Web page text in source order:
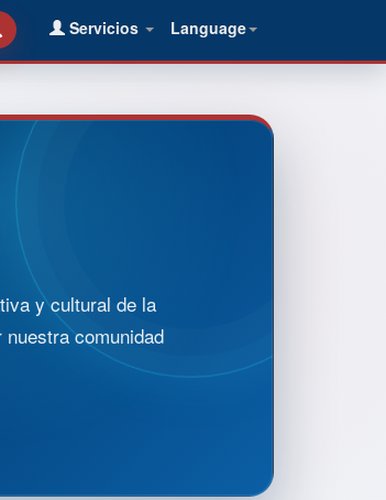
Language
Servicios
y cultural de la
comunidad